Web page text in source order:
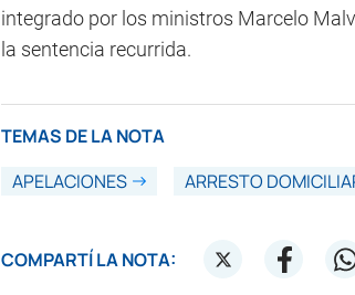
integrado por los ministros Marcelo
la sentencia recurrida.
TEMAS DE LA NOTA
APELACIONES
ARRESTO
COMPARTÍ LA NOTA: